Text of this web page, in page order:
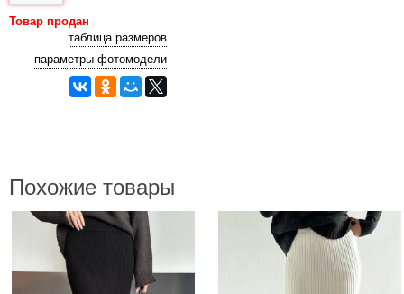
Товар продан
таблица размеров
параметры фотомодели
Похожие товары